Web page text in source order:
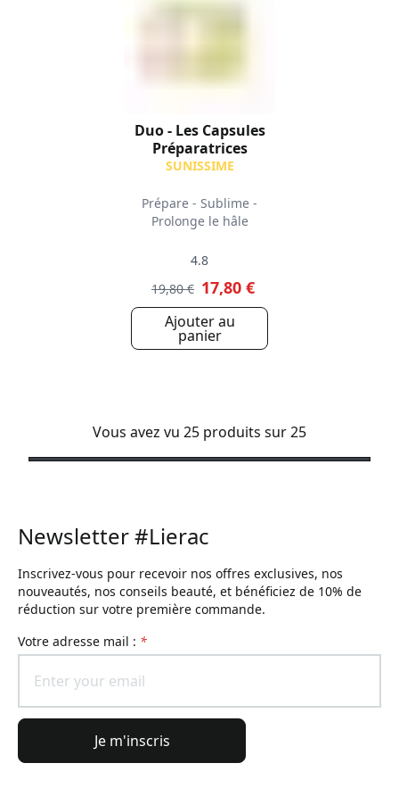
Duo - Les Capsules
Préparatrices
SUNISSIME
Prépare - Sublime -
Prolonge le hâle
4.8
19,80 € 17,80 €
Ajouter au
panier
Vous avez vu 25 produits sur 25
Newsletter #Lierac
Inscrivez-vous pour recevoir nos offres exclusives, nos
nouveautés, nos conseils beauté, et bénéficiez de 10% de
réduction sur votre première commande.
Votre adresse mail : *
Je m'inscris